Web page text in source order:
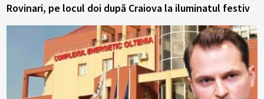
Rovinari, pe locul doi după Craiova la iluminatul festiv